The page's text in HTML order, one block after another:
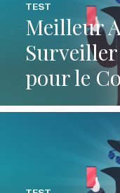
Meilleur
pour le
TEST